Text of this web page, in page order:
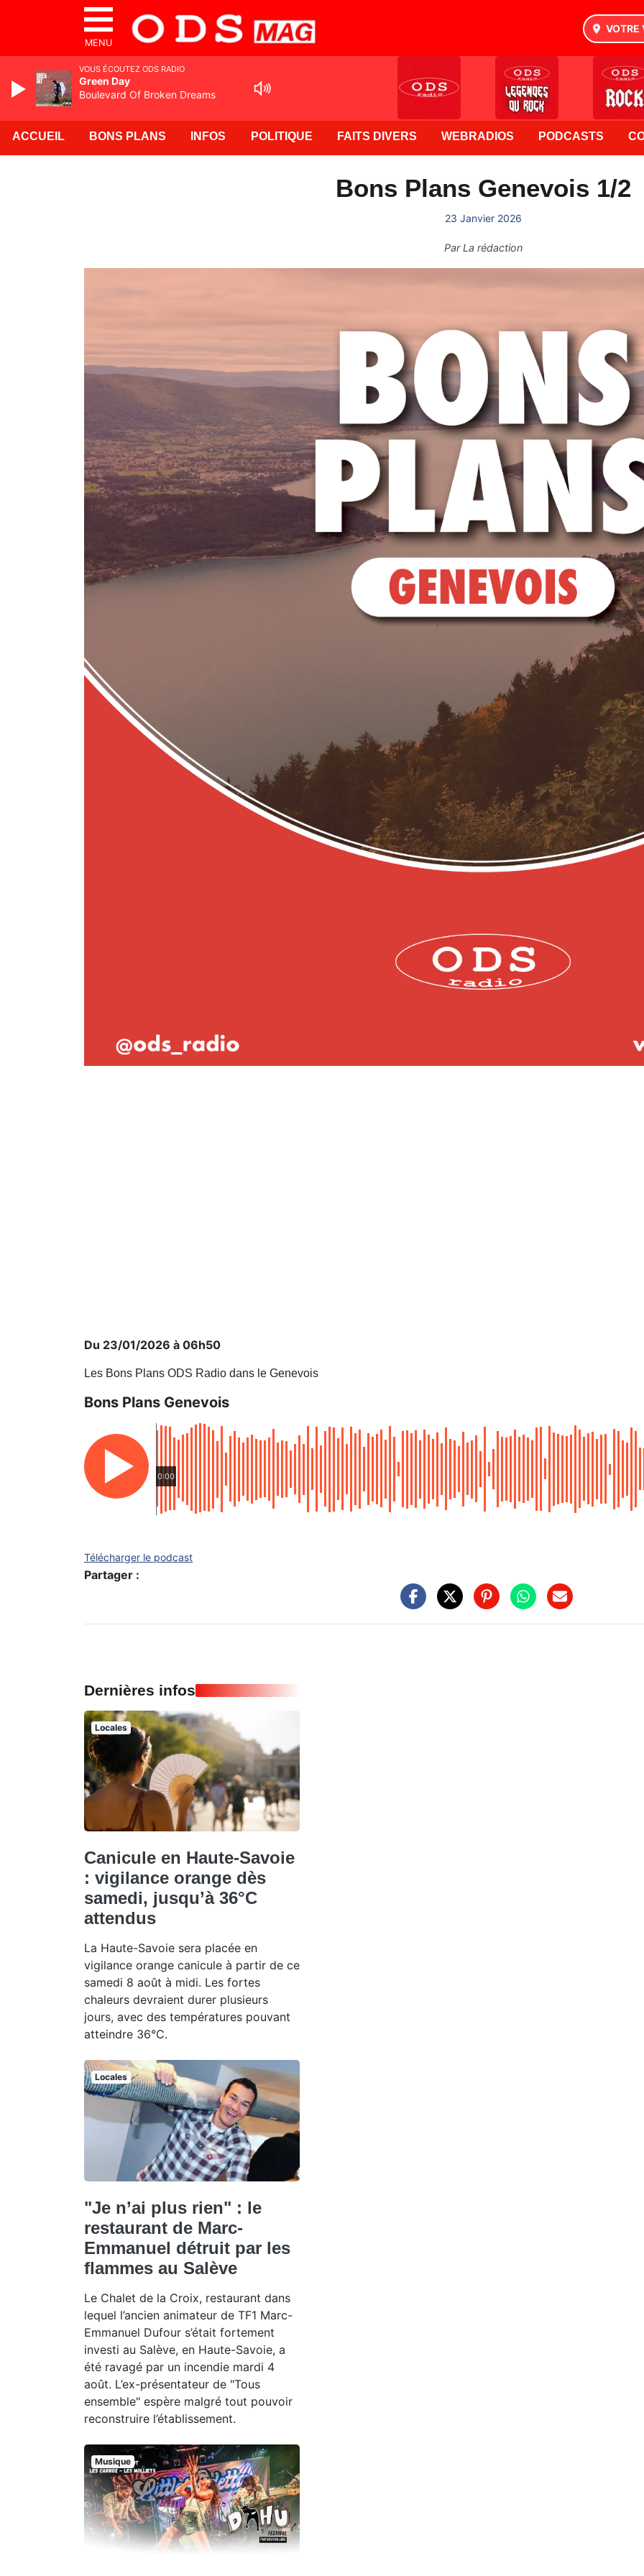
MENU
VOTRE
ACCUEIL BONS PLANS INFOS POLITIQUE FAITS DIVERS WEBRADIOS PODCASTS
Bons Plans Genevois 1/2
23 Janvier 2026
ParLa rédaction
Du 23/01/2026 à 06h50
Les Bons Plans ODS Radio dans le Genevois
Bons Plans Genevois
0:00
Télécharger le podcast
Partager :
Dernières infos
Locales
Canicule en Haute-Savoie
: vigilance orange dès
samedi, jusqu’à 36°C
attendus
La Haute-Savoie sera placée en
vigilance orange canicule à partir de ce
samedi 8 août à midi. Les fortes
chaleurs devraient durer plusieurs
jours, avec des températures pouvant
atteindre 36°C.
Locales
"Je n’ai plus rien" : le
restaurant de Marc-
Emmanuel détruit par les
flammes au Salève
Le Chalet de la Croix, restaurant dans
lequel l’ancien animateur de TF1 Marc-
Emmanuel Dufour s’était fortement
investi au Salève, en Haute-Savoie, a
été ravagé par un incendie mardi 4
août. L’ex-présentateur de "Tous
ensemble" espère malgré tout pouvoir
reconstruire l’établissement.
Musique
VOUS ÉCOUTEZ ODS RADIO
Green Day
Boulevard Of Broken Dreams